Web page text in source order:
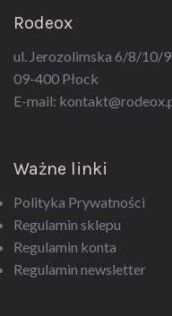
ul. Jerozolimska 6/8/10/9,
09-400 Płock
E-mail: kontakt@rodeox.pl
Polityka Prywatności
Regulamin sklepu
Regulamin konta
Regulamin newsletter